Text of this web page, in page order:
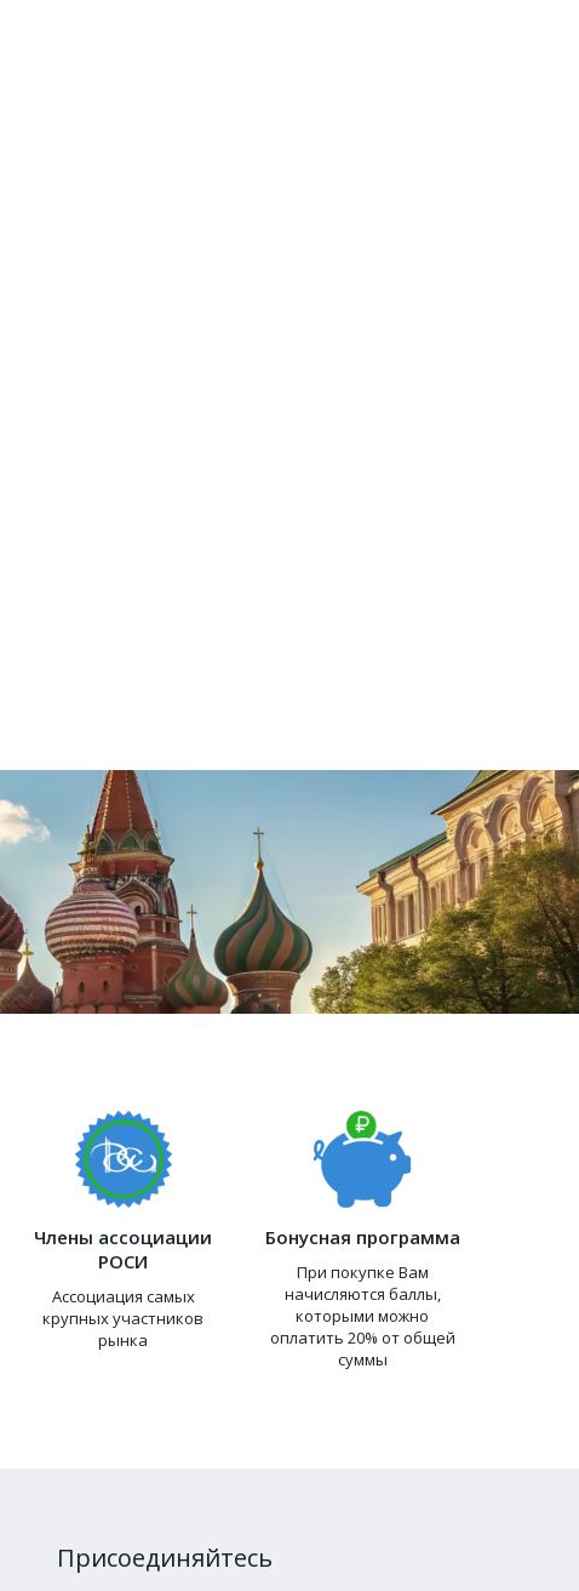
Члены ассоциации
РОСИ
Ассоциация самых
крупных участников
рынка
Бонусная программа
При покупке Вам
начисляются баллы,
которыми можно
оплатить 20% от общей
суммы
Присоединяйтесь